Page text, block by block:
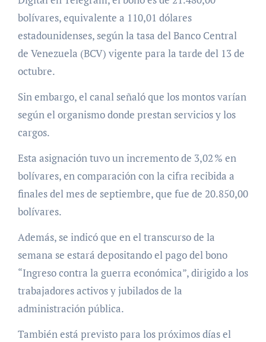
bolívares, equivalente a 110,01 dólares
estadounidenses, según la tasa del Banco Central
de Venezuela (BCV) vigente para la tarde del 13 de
octubre.
Sin embargo, el canal señaló que los montos varían
según el organismo donde prestan servicios y los
cargos.
Esta asignación tuvo un incremento de 3,02 % en
bolívares, en comparación con la cifra recibida a
finales del mes de septiembre, que fue de 20.850,00
bolívares.
Además, se indicó que en el transcurso de la
semana se estará depositando el pago del bono
“Ingreso contra la guerra económica”, dirigido a los
trabajadores activos y jubilados de la
administración pública.
También está previsto para los próximos días el